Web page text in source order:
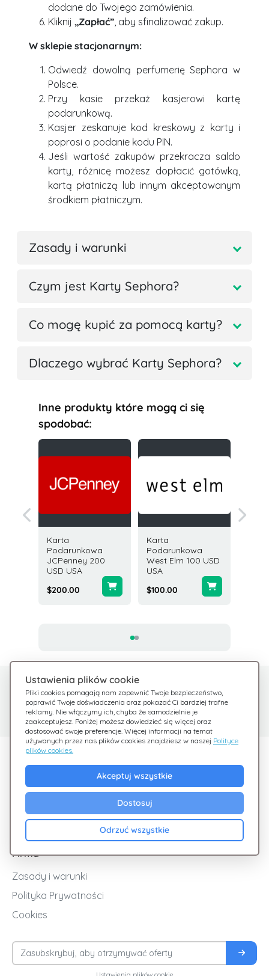
dodane do Twojego zamówienia.
Kliknij „Zapłać”, aby sfinalizować zakup.
W sklepie stacjonarnym:
Odwiedź dowolną perfumerię Sephora w
Polsce.
Przy kasie przekaż kasjerowi kartę
podarunkową.
Kasjer zeskanuje kod kreskowy z karty i
poprosi o podanie kodu PIN.
Jeśli wartość zakupów przekracza saldo
karty, różnicę możesz dopłacić gotówką,
kartą płatniczą lub innym akceptowanym
środkiem płatniczym.
Zasady i warunki
Czym jest Karty Sephora?
Co mogę kupić za pomocą karty?
Dlaczego wybrać Karty Sephora?
Inne produkty które mogą ci się
spodobać:
Karta
Podarunkowa
JCPenney 200
USD USA
$200.00
Karta
Podarunkowa
West Elm 100 USD
USA
$100.00
Ustawienia plików cookie
Pliki cookies pomagają nam zapewnić Twoje bezpieczeństwo,
poprawić Twoje doświadczenia oraz pokazać Ci bardziej trafne
reklamy. Nie włączymy ich, chyba że samodzielnie je
zaakceptujesz. Poniżej możesz dowiedzieć się więcej oraz
dostosować swoje preferencje. Więcej informacji na temat
używanych przez nas plików cookies znajdziesz w naszej Polityce
plików cookies.
Akceptuj wszystkie
Dostosuj
Odrzuć wszystkie
Potrzebujesz pomocy?
Jesteśmy tu dla Ciebie
Centrum pomocy
Sprawdź nasze FAQ
Odkryj Giftsy
Cashback
Blog
Firma
Zasady i warunki
Polityka Prywatności
Cookies